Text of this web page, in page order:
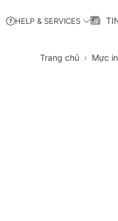
HELP & SERVICES
Trang chủ Mực in